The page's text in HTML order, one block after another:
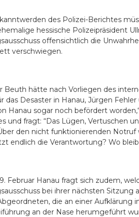
des Polizei-Berichtes
hessische Polizeipräsident
offensichtlich die
verschwiegen.
Beuth hätte nach Vorliegen des
das Desaster in Hanau, Jürgen
Hanau sogar noch befördert
und fragt: “Das Lügen, Vertuschen
den nicht funktionierenden
endlich die Verantwortung? Wo
Februar Hanau fragt sich zudem,
bei ihrer nächsten
die an einer Aufklärung
an der Nase herumgeführt